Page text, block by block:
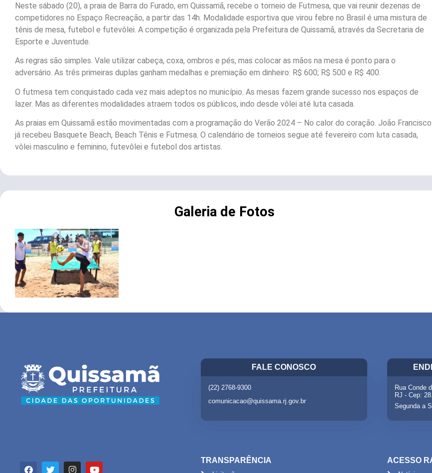
Neste sábado (20), a praia de Barra do Furado, em Quissamã, recebe o torneio de Futmesa, que vai reunir dezenas de
competidores no Espaço Recreação, a partir das 14h. Modalidade esportiva que virou febre no Brasil é uma mistura de
tênis de mesa, futebol e futevôlei. A competição é organizada pela Prefeitura de Quissamã, através da Secretaria de
Esporte e Juventude.
As regras são simples. Vale utilizar cabeça, coxa, ombros e pés, mas colocar as mãos na mesa é ponto para o
adversário. As três primeiras duplas ganham medalhas e premiação em dinheiro: R$ 600; R$ 500 e R$ 400.
O futmesa tem conquistado cada vez mais adeptos no município. As mesas fazem grande sucesso nos espaços de
lazer. Mas as diferentes modalidades atraem todos os públicos, indo desde vôlei até luta casada.
As praias em Quissamã estão movimentadas com a programação do Verão 2024 – No calor do coração. João Francisco
já recebeu Basquete Beach, Beach Tênis e Futmesa. O calendário de torneios segue até fevereiro com luta casada,
vôlei masculino e feminino, futevôlei e futebol dos artistas.
Galeria de Fotos
FALE CONOSCO
(22) 2768-9300
comunicacao@quissama.rj.gov.br
Rua Conde
RJ - Cep:
Segunda a
TRANSPARÊNCIA ACESSO